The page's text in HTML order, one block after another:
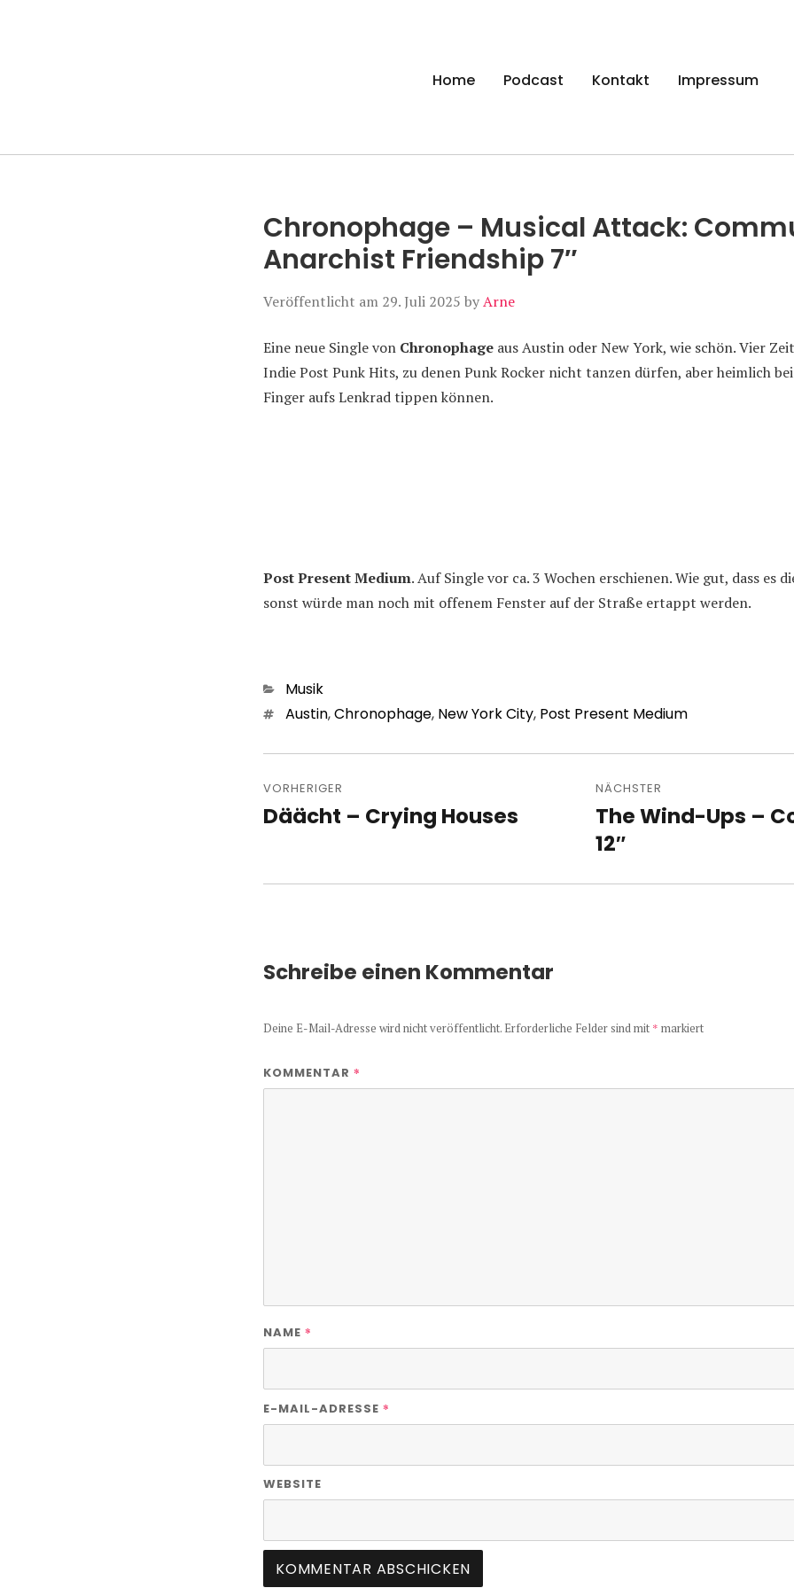
Manierenversagen
Home Podcast Kontakt Impressum
Chronophage – Musical Attack:
Anarchist Friendship 7″
Veröffentlicht am 29. Juli 2025 byArne
Eine neue Single von Chronophage aus Austin oder New York, wie schön. Vier
Indie Post Punk Hits, zu denen Punk Rocker nicht tanzen dürfen, aber heimlich
Finger aufs Lenkrad tippen können.
Post Present Medium. Auf Single vor ca. 3 Wochen erschienen. Wie gut, dass es
sonst würde man noch mit offenem Fenster auf der Straße ertappt werden.
Kategorien
Musik
Schlagwörter
Austin,Chronophage, New York City, Post Present Medium
VORHERIGER
Vorheriger
Däächt – Crying Houses
NÄCHSTER
Nächster
Beitrag:
The Wind-Ups –
12″
Schreibe einen Kommentar
Deine E-Mail-Adresse wird nicht veröffentlicht. Erforderliche Felder sind mit * markiert
KOMMENTAR *
NAME *
E-MAIL-ADRESSE *
WEBSITE